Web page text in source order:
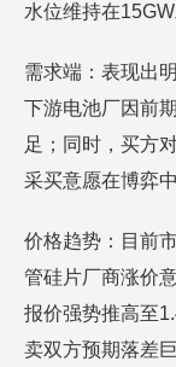
水位维持在
需求端：表现出
下游电池厂因前
足；同时，买方
采买意愿在博弈
价格趋势：目前
管硅片厂商涨价
报价强势推高至
卖双方预期落差